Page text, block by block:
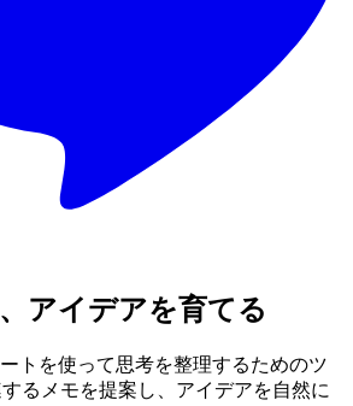
アイデアを育てる
トを使って思考を整理するためのツ
るメモを提案し、アイデアを自然に